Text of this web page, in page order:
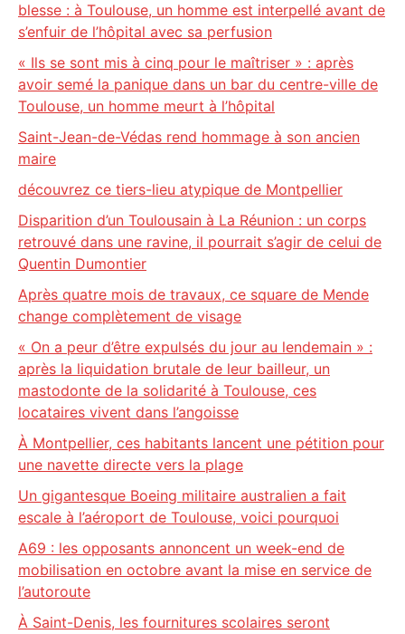
blesse : à Toulouse, un homme est interpellé avant de
s’enfuir de l’hôpital avec sa perfusion
« Ils se sont mis à cinq pour le maîtriser » : après
avoir semé la panique dans un bar du centre-ville de
Toulouse, un homme meurt à l’hôpital
Saint-Jean-de-Védas rend hommage à son ancien
maire
découvrez ce tiers-lieu atypique de Montpellier
Disparition d’un Toulousain à La Réunion : un corps
retrouvé dans une ravine, il pourrait s’agir de celui de
Quentin Dumontier
Après quatre mois de travaux, ce square de Mende
change complètement de visage
« On a peur d’être expulsés du jour au lendemain » :
après la liquidation brutale de leur bailleur, un
mastodonte de la solidarité à Toulouse, ces
locataires vivent dans l’angoisse
À Montpellier, ces habitants lancent une pétition pour
une navette directe vers la plage
Un gigantesque Boeing militaire australien a fait
escale à l’aéroport de Toulouse, voici pourquoi
A69 : les opposants annoncent un week-end de
mobilisation en octobre avant la mise en service de
l’autoroute
À Saint-Denis, les fournitures scolaires seront